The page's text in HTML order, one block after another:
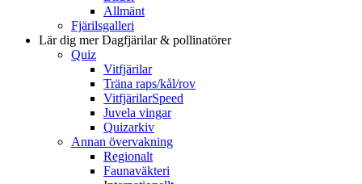
Allmänt
Fjärilsgalleri
Lär dig merDagfjärilar & pollinatörer
Quiz
Vitfjärilar
Träna raps/kål/rov
VitfjärilarSpeed
Juvela vingar
Quizarkiv
Annan övervakning
Regionalt
Faunaväkteri